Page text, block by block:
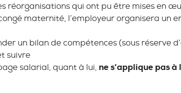
réorganisations qui ont pu être mises en
maternité, l’employeur organisera un
un bilan de compétences (sous réserve
suivre
salarial, quant à lui, ne s’applique pas